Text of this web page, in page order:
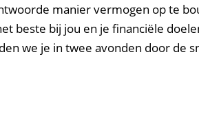
manier vermogen op te
beste bij jou en je financiële
we je in twee avonden door de